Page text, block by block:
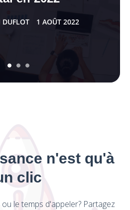
DUFLOT 1 AOÛT 2022
n'est qu'à
clic
le temps d'appeler? Partagez